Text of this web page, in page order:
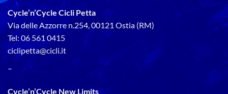
Cycle’n’Cycle Cicli Petta
Via delle Azzorre n.254, 00121 Ostia (RM)
Tel: 06 561 0415
ciclipetta@cicli.it
–
Cycle’n’Cycle New Limits